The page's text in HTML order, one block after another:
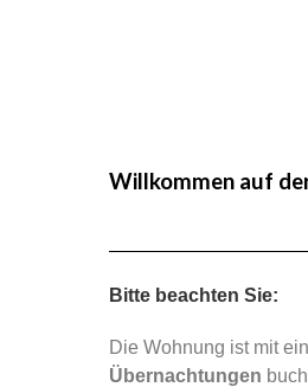
Willkommen auf
Bitte beachten Sie:
Die Wohnung ist mit
Übernachtungen